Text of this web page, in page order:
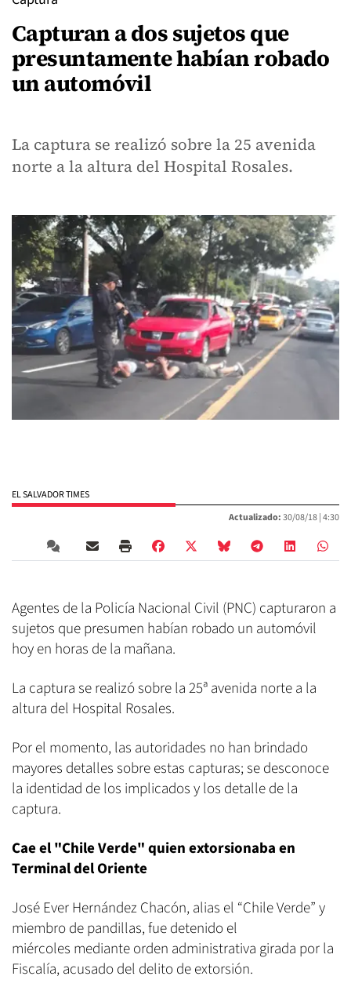
Capturan a dos sujetos que
presuntamente habían robado
un automóvil
La captura se realizó sobre la 25 avenida
norte a la altura del Hospital Rosales.
EL SALVADOR TIMES
Actualizado:30/08/18 |4:30
Agentes de la Policía Nacional Civil (PNC) capturaron a
sujetos que presumen habían robado un automóvil
hoy en horas de la mañana.
La captura se realizó sobre la 25ª avenida norte a la
altura del Hospital Rosales.
Por el momento, las autoridades no han brindado
mayores detalles sobre estas capturas; se desconoce
la identidad de los implicados y los detalle de la
captura.
Cae el "Chile Verde" quien extorsionaba en
Terminal del Oriente
José Ever Hernández Chacón, alias el “Chile Verde” y
miembro de pandillas, fue detenido el
miércoles mediante orden administrativa girada por la
Fiscalía, acusado del delito de extorsión.